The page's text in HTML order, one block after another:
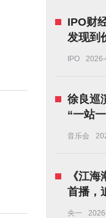
IPO财
发现到
IPO
徐良巡
“一站
华语巡
音乐会
《江
首播，
业救国路
央一